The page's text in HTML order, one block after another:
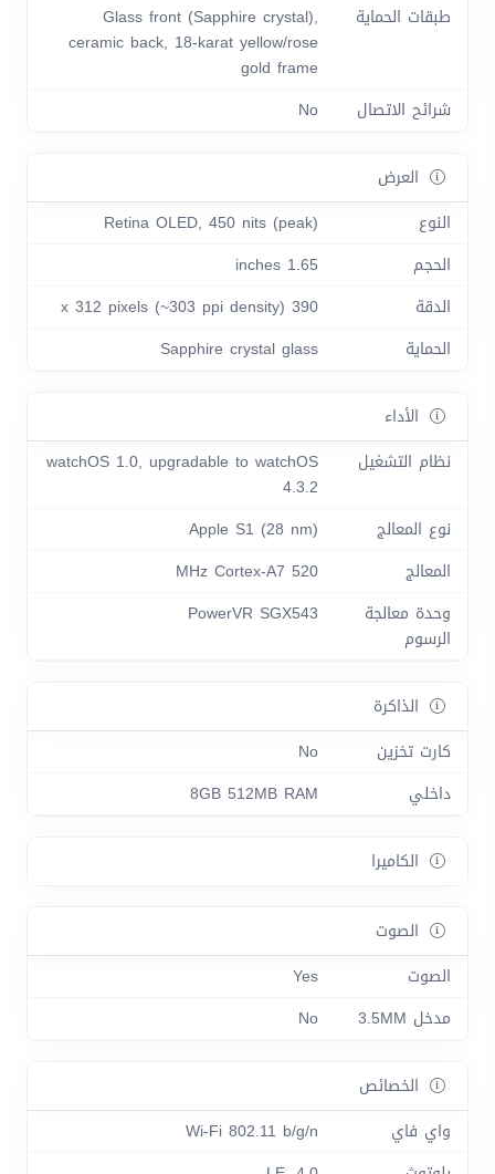
طبقات الحماية
Glass front (Sapphire crystal),
ceramic back, 18-karat yellow/rose
gold frame
شرائح الاتصال
No
العرض
النوع
Retina OLED, 450 nits (peak)
الحجم
1.65 inches
الدقة
390 x 312 pixels (~303 ppi density)
الحماية
Sapphire crystal glass
الأداء
نظام التشغيل
watchOS 1.0, upgradable to watchOS
4.3.2
نوع المعالج
Apple S1 (28 nm)
المعالج
520 MHz Cortex-A7
وحدة معالجة
الرسوم
PowerVR SGX543
الذاكرة
كارت تخزين
No
داخلي
8GB 512MB RAM
الكاميرا
الصوت
الصوت
Yes
مدخل 3.5MM
No
الخصائص
واي فاي
Wi-Fi 802.11 b/g/n